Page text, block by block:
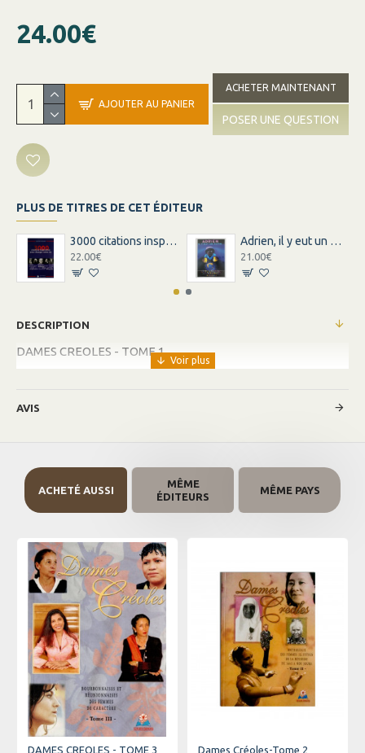
24.00€
AJOUTER AU PANIER
ACHETER MAINTENANT
POSER UNE QUESTION
PLUS DE TITRES DE CET ÉDITEUR
3000 citations inspirations inspirantes pour changer votre vie
22.00€
Adrien, il y eut un matin
21.00€
DESCRIPTION
DAMES CREOLES - TOME 1
AVIS
ACHETÉ AUSSI
MÊME
ÉDITEURS
MÊME PAYS
DAMES CREOLES - TOME 3 Dames Créoles-Tome 2